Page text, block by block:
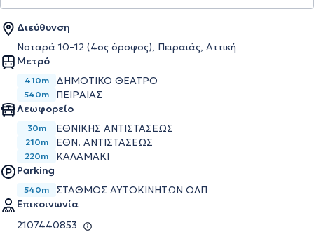
Διεύθυνση
Νοταρά 10–12 (4ος όροφος), Πειραιάς, Αττική
Μετρό
410m ΔΗΜΟΤΙΚΌ ΘΈΑΤΡΟ
540m
ΠΕΙΡΑΙΆΣ
Λεωφορείο
30m ΕΘΝΙΚΗΣ ΑΝΤΙΣΤΑΣΕΩΣ
210m ΕΘΝ. ΑΝΤΙΣΤΑΣΕΩΣ
220m
ΚΑΛΑΜΑΚΙ
Parking
540m
ΣΤΑΘΜΌΣ ΑΥΤΟΚΙΝΉΤΩΝ ΟΛΠ
Επικοινωνία
2107440853